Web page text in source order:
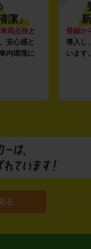
潔」
両点検と
安心感と
内環境に
登録か
導入し
います
る